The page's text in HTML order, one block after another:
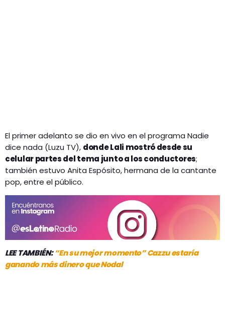
El primer adelanto se dio en vivo en el programa Nadie
dice nada (Luzu TV), donde Lali mostró desde su
celular partes del tema junto a los conductores;
también estuvo Anita Espósito, hermana de la cantante
pop, entre el público.
LEE TAMBIÉN:“En su mejor momento” Cazzu estaría
ganando más dinero que Nodal